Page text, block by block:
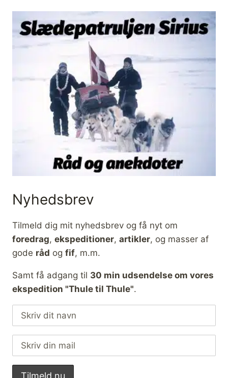
Nyhedsbrev
Tilmeld dig mit nyhedsbrev og få nyt om
foredrag, ekspeditioner, artikler, og masser af
gode råd og fif, m.m.
Samt få adgang til 30 min udsendelse om vores
ekspedition "Thule til Thule".